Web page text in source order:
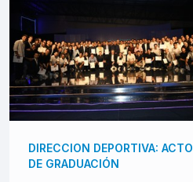
DIRECCION DEPORTIVA: ACTO
DE GRADUACIÓN